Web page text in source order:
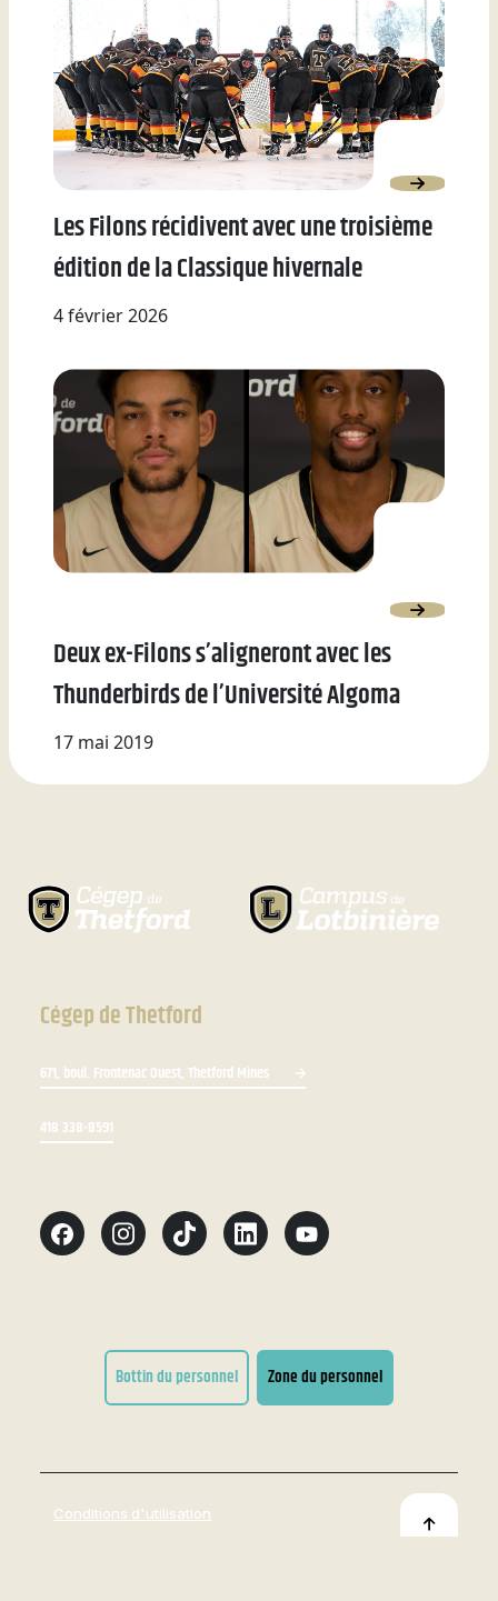
Les Filons récidivent avec une troisième
édition de la Classique hivernale
4 février 2026
Deux ex-Filons s’aligneront avec les
Thunderbirds de l’Université Algoma
17 mai 2019
Cégep de Thetford
671, boul. Frontenac Ouest, Thetford Mines
418 338-8591
Bottin du personnel Zone du personnel
Conditions d'utilisation